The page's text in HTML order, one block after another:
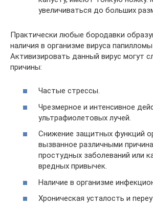
увеличиваться до больших
Практически любые бородавки
наличия в организме вируса
Активизировать данный вирус могут
причины:
Частые стрессы.
Чрезмерное и интенсивное
ультрафиолетовых лучей.
Снижение защитных функций
вызванное различными
простудных заболеваний или
вредных привычек.
Наличие в организме
Хроническая усталость и